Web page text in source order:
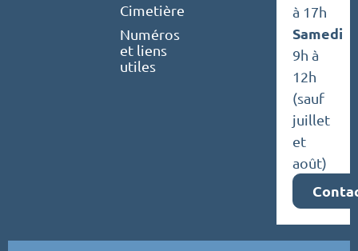
Cimetière
Numéros
et liens
utiles
à 17h
Samedi
9h à
12h
(sauf
juillet
et
août)